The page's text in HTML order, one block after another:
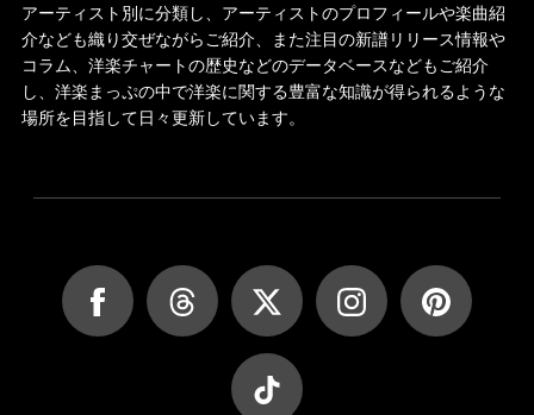
アーティスト別に分類し、アーティストのプロフィールや楽曲紹
介なども織り交ぜながらご紹介、また注目の新譜リリース情報や
コラム、洋楽チャートの歴史などのデータベースなどもご紹介
し、洋楽まっぷの中で洋楽に関する豊富な知識が得られるような
場所を目指して日々更新しています。